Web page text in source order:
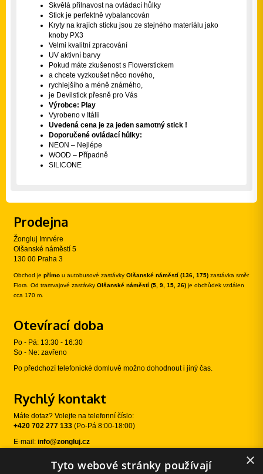
Skvělá přilnavost na ovládací hůlky
Stick je perfektně vybalancován
Kryty na krajích sticku jsou ze stejného materiálu jako
knoby PX3
Velmi kvalitní zpracování
UV aktivní barvy
Pokud máte zkušenost s Flowerstickem
a chcete vyzkoušet něco nového,
rychlejšího a méně známého,
je Devilstick přesně pro Vás
Výrobce: Play
Vyrobeno v Itálii
Uvedená cena je za jeden samotný stick !
Doporučené ovládací hůlky:
NEON – Nejlépe
WOOD – Případně
SILICONE
Prodejna
Žongluj Imrvére
Olšanské náměstí 5
130 00 Praha 3
Obchod je přímo u autobusové zastávky Olšanské náměstí (136, 175) zastávka směr
Flora. Od tramvajové zastávky Olšanské náměstí (5, 9, 15, 26) je obchůdek vzdálen
cca 170 m.
Otevírací doba
Po - Pá: 13:30 - 16:30
So - Ne: zavřeno
Po předchozí telefonické domluvě možno dohodnout i jiný čas.
Rychlý kontakt
Máte dotaz? Volejte na telefonní číslo:
+420 702 277 133 (Po-Pá 8:00-18:00)
E-mail: info@zongluj.cz
×
Tyto webové stránky používají